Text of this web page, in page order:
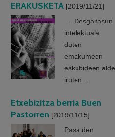
ERAKUSKETA [2019/11/21]
...Desgaitasun
intelektuala
duten
emakumeen
eskubideen alde
iruten…
Etxebizitza berria Buen
Pastorren [2019/11/15]
Pasa den